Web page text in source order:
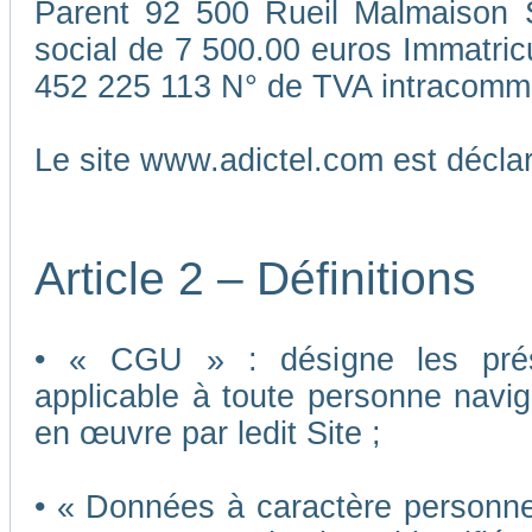
Parent 92 500 Rueil Malmaison
social de 7 500.00 euros
452 225 113 N° de TVA
Le site www.adictel.com est
Article 2 – Définitions
• « CGU » : désigne les
applicable à toute personne
en œuvre par ledit Site ;
• « Données à caractère